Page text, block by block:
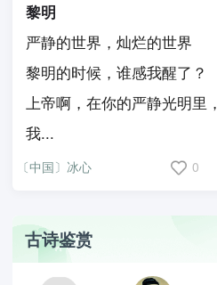
黎明
严静的世界，灿烂的世界
黎明的时候，谁感我醒了？
上帝啊，在你的严静光明里，
我...
〔中国〕冰心 0
古诗鉴赏